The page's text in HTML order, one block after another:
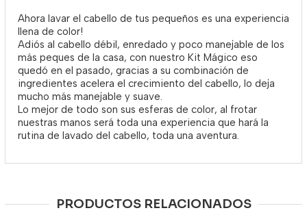
Ahora lavar el cabello de tus pequeños es una experiencia
llena de color!
Adiós al cabello débil, enredado y poco manejable de los
más peques de la casa, con nuestro Kit Mágico eso
quedó en el pasado, gracias a su combinación de
ingredientes acelera el crecimiento del cabello, lo deja
mucho más manejable y suave.
Lo mejor de todo son sus esferas de color, al frotar
nuestras manos será toda una experiencia que hará la
rutina de lavado del cabello, toda una aventura.
PRODUCTOS RELACIONADOS